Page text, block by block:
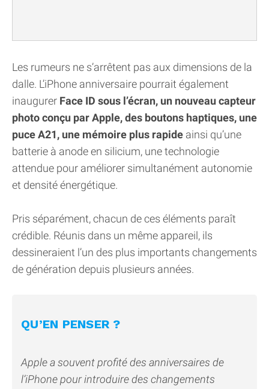
Les rumeurs ne s’arrêtent pas aux dimensions de la
dalle. L’iPhone anniversaire pourrait également
inaugurer Face ID sous l’écran, un nouveau capteur
photo conçu par Apple, des boutons haptiques, une
puce A21, une mémoire plus rapide ainsi qu’une
batterie à anode en silicium, une technologie
attendue pour améliorer simultanément autonomie
et densité énergétique.
Pris séparément, chacun de ces éléments paraît
crédible. Réunis dans un même appareil, ils
dessineraient l’un des plus importants changements
de génération depuis plusieurs années.
QU’EN PENSER ?
Apple a souvent profité des anniversaires de
l’iPhone pour introduire des changements